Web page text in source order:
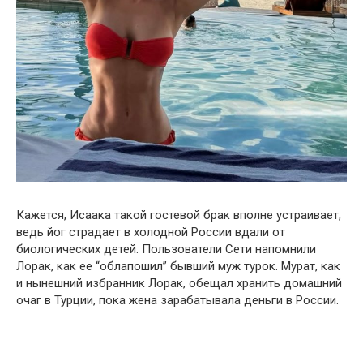
Кажется, Исаака такой гостевой брак вполне устраивает,
ведь йог страдает в холодной России вдали от
биологических детей. Пользователи Сети напомнили
Лорак, как ее “облапошил” бывший муж турок. Мурат, как
и нынешний избранник Лорак, обещал хранить домашний
очаг в Турции, пока жена зарабатывала деньги в России.